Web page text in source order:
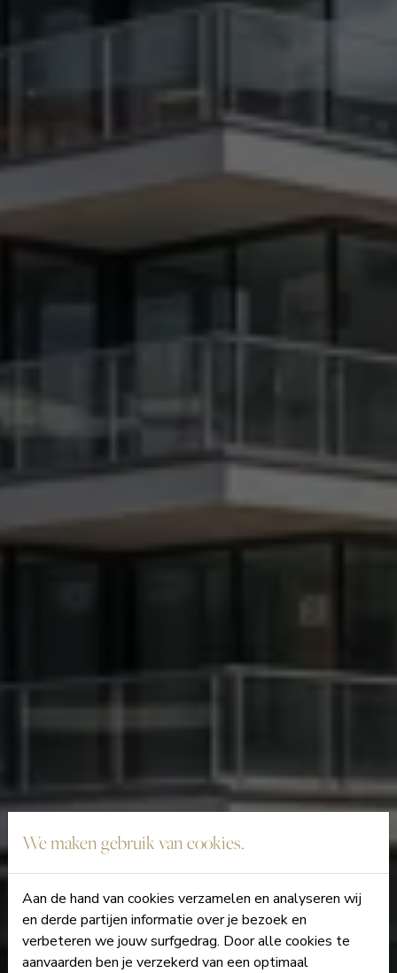
We maken gebruik van cookies.
Aan de hand van cookies verzamelen en analyseren wij
en derde partijen informatie over je bezoek en
verbeteren we jouw surfgedrag. Door alle cookies te
aanvaarden ben je verzekerd van een optimaal